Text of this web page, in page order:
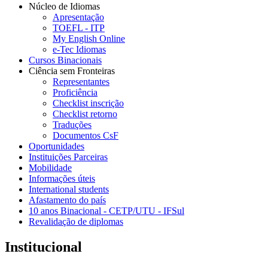
Núcleo de Idiomas
Apresentação
TOEFL - ITP
My English Online
e-Tec Idiomas
Cursos Binacionais
Ciência sem Fronteiras
Representantes
Proficiência
Checklist inscrição
Checklist retorno
Traduções
Documentos CsF
Oportunidades
Instituições Parceiras
Mobilidade
Informações úteis
International students
Afastamento do país
10 anos Binacional - CETP/UTU - IFSul
Revalidação de diplomas
Institucional